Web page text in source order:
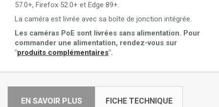
57.0+, Firefox 52.0+ et Edge 89+.
La caméra est livrée avec sa boîte de jonction intégrée.
Les caméras PoE sont livrées sans alimentation. Pour
commander une alimentation, rendez-vous sur
"produits complémentaires".
EN SAVOIR PLUS FICHE TECHNIQUE